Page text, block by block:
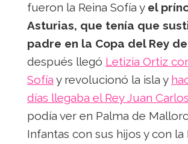
fueron la Reina Sofía y el
Asturias, que tenía que
padre en la Copa del Rey
después llegó Letizia Ortiz
Sofía y revolucionó la isla y
días llegaba el Rey Juan Carlos
podía ver en Palma de
Infantas con sus hijos y con la